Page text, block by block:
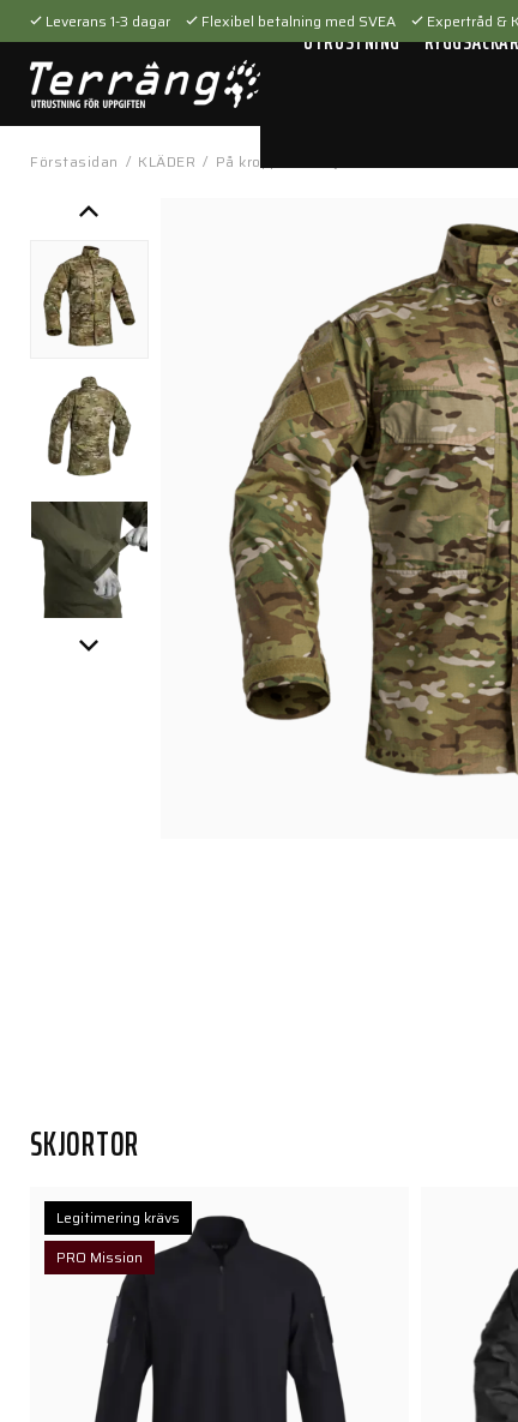
Leverans 1-3 dagar Flexibel betalning med SVEA Expertråd &
UTRUSTNING
Förstasidan / KLÄDER / På kroppen
SKJORTOR
Legitimering krävs
PRO Mission